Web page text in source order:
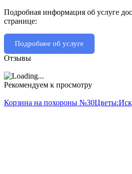
Подробная информация об услуге
странице:
Подробнее об услуге
Отзывы
Рекомендуем к просмотру
Корзина на похороны №30Цветы: